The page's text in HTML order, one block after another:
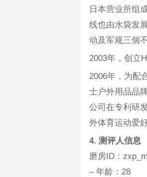
日本营业所组
线也由水袋发
动及军规三個
2003年，创立
2006年，为配
士户外用品品
公司在专利研
外体育运动爱好
4. 测评人信息
磨房ID：
– 年龄：28